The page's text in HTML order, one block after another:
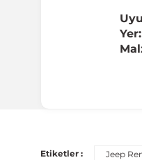
Yer:
Etiketler : Jeep